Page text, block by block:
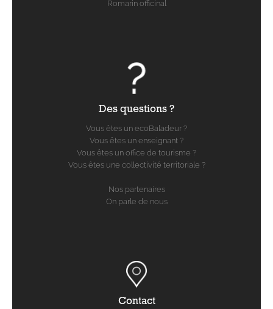
Romarin officinal
Des questions ?
Vous êtes un ecoBaladeur ?
Vous êtes un enseignant ?
Vous êtes un office de tourisme ?
Vous êtes une collectivité territoriale ?
Nos partenaires
On parle de nous
Contact